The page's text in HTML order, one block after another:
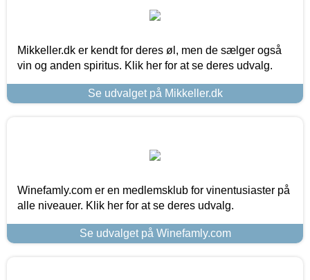
Mikkeller.dk er kendt for deres øl, men de sælger også
vin og anden spiritus. Klik her for at se deres udvalg.
Se udvalget på Mikkeller.dk
Winefamly.com er en medlemsklub for vinentusiaster på
alle niveauer. Klik her for at se deres udvalg.
Se udvalget på Winefamly.com